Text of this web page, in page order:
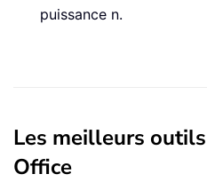
puissance n.
Les meilleurs
Office